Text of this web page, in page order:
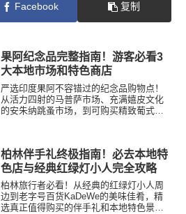
Facebook 复制
果阿纪念品完整指南！游客必看3
大本地市场和特色商店
严选印度果阿不容错过的纪念品购物点！
从活力四射的马普萨市场、充满嬉皮文化
的安朱纳跳蚤市场，到可购买精致葡式瓷
柏林伴手礼终极指南！必去本地特
色店与经典红绿灯小人完全攻略
柏林旅行者必看！从经典的红绿灯小人周
边到老字号百货KaDeWe的美味佳肴，精
选真正值得购买的伴手礼和本地特色景